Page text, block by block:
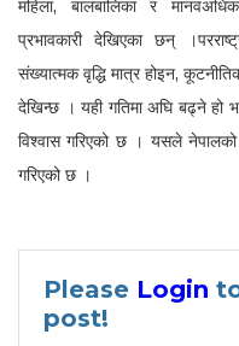
महिला, बालबालिका र
प्रभावकारी देखिएका छन्
संख्यात्मक वृद्धि मात्र होइन,
देखिन्छ । यही गतिमा अघि बढ्ने हो
विश्वास गरिएको छ । यसले
गरिएको छ ।
Please Login
post!